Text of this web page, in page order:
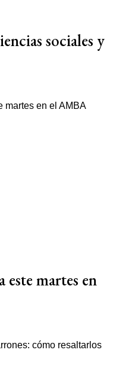
sociales y
martes en